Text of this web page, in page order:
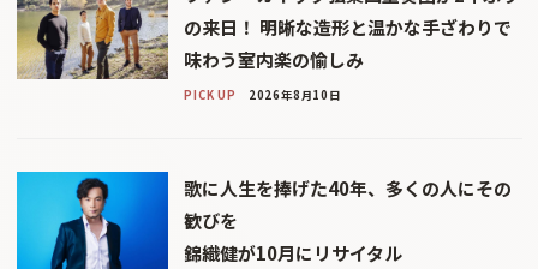
の来日！ 明晰な造形と温かな手ざわりで
味わう室内楽の愉しみ
PICK UP 2026年8月10日
歌に人生を捧げた40年、多くの人にその
歓びを
錦織健が10月にリサイタル